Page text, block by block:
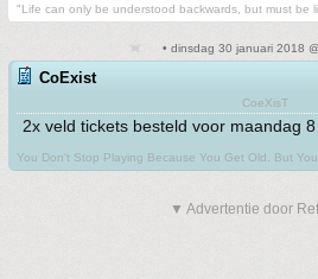
"Life can only be understood backwards, but must be
• dinsdag 30 januari 2018
CoExist
CoeXisT
2x veld tickets besteld voor maandag 8
You Don't Stop Playing Because You Get Old. But
▼ Advertentie door